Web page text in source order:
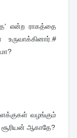
என்ற ராகத்தை
வழங்கும்
ஆகாதே?